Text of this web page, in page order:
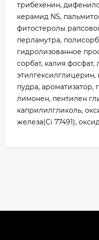
трибехенин,
керамид NS,
фитостеролы
перламутра,
гидролизованное
сорбат, калия фосфат,
этилгексилглицерин,
пудра, ароматизатор,
лимонен, пентилен
каприлилгликоль,
железа(Ci 77491),